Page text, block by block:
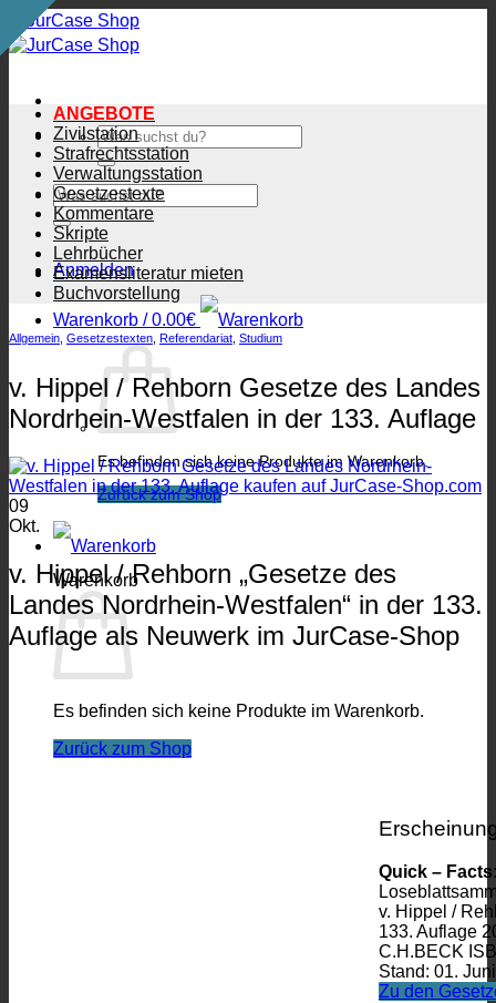
Zum
Inhalt
springen
Suchen
nach:
Suchen
nach:
Anmelden
Warenkorb /0.00€
Es befinden sich keine Produkte im Warenkorb.
Zurück zum Shop
Warenkorb
Es befinden sich keine Produkte im Warenkorb.
Zurück zum Shop
ANGEBOTE
Zivilstation
Strafrechtsstation
Verwaltungsstation
Gesetzestexte
Kommentare
Skripte
Lehrbücher
Examensliteratur mieten
Buchvorstellung
Allgemein Gesetzestexten Referendariat Studium
v. Hippel / Rehborn Gesetze des Landes
Nordrhein-Westfalen in der 133. Auflage
09
Okt.
v. Hippel / Rehborn „Gesetze des
Landes Nordrhein-Westfalen“ in der 133.
Auflage als Neuwerk im JurCase-Shop
Quick –
v. Hippel /
133. Auflage
C.H.BECK
Stand: 01.
Zu den